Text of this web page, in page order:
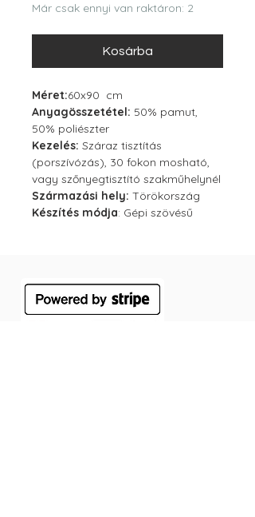
Már csak ennyi van raktáron: 2
Kosárba
Méret:60x90 cm
Anyagösszetétel: 50% pamut,
50% poliészter
Kezelés: Száraz tisztítás
(porszívózás), 30 fokon mosható,
vagy szőnyegtisztító szakműhelynél
Származási hely: Törökország
Készítés módja: Gépi szövésű